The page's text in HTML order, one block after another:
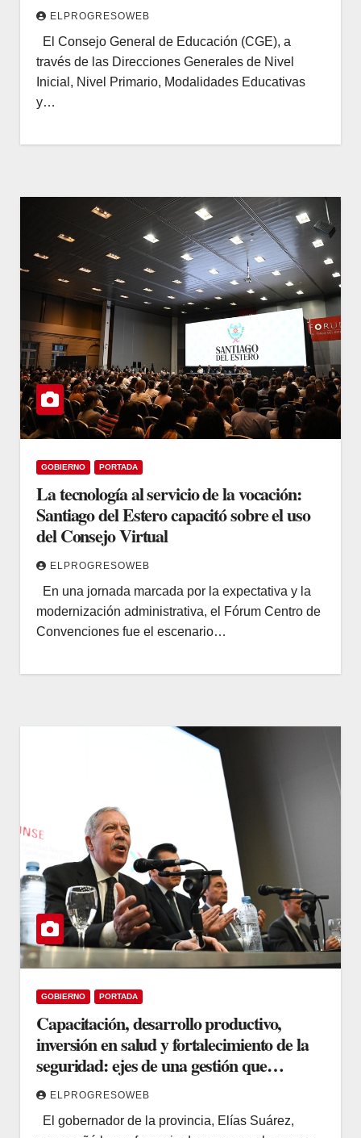
ELPROGRESOWEB
El Consejo General de Educación (CGE), a
través de las Direcciones Generales de Nivel
Inicial, Nivel Primario, Modalidades Educativas
y…
GOBIERNO PORTADA
La tecnología al servicio de la vocación:
Santiago del Estero capacitó sobre el uso
del Consejo Virtual
ELPROGRESOWEB
En una jornada marcada por la expectativa y la
modernización administrativa, el Fórum Centro de
Convenciones fue el escenario…
GOBIERNO PORTADA
Capacitación, desarrollo productivo,
inversión en salud y fortalecimiento de la
seguridad: ejes de una gestión que
planifica el crecimiento provincial
ELPROGRESOWEB
El gobernador de la provincia, Elías Suárez,